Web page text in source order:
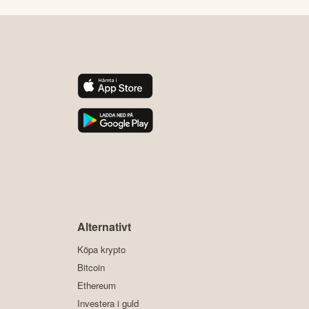
Alternativt
Köpa krypto
Bitcoin
Ethereum
Investera i guld